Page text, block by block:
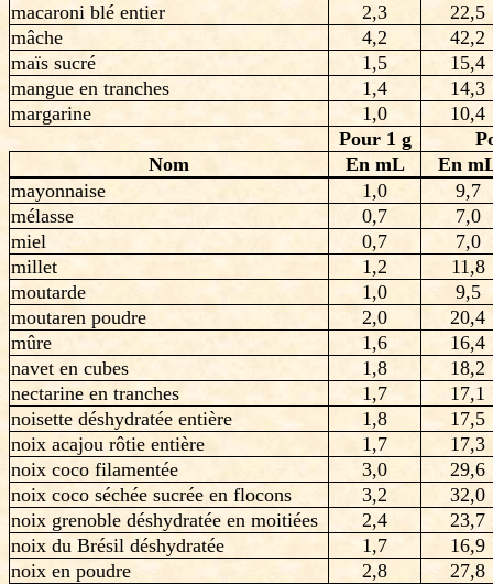
macaroni blé entier
2,3
22,5
mâche
4,2
42,2
maïs sucré
1,5
15,4
mangue en tranches
1,4
14,3
margarine
1,0
10,4
Pour 1 g
Nom
En mL
En
mayonnaise
1,0
9,7
mélasse
0,7
7,0
miel
0,7
7,0
millet
1,2
11,8
moutarde
1,0
9,5
moutaren poudre
2,0
20,4
mûre
1,6
16,4
navet en cubes
1,8
18,2
nectarine en tranches
1,7
17,1
noisette déshydratée entière
1,8
17,5
noix acajou rôtie entière
1,7
17,3
noix coco filamentée
3,0
29,6
noix coco séchée sucrée en flocons
3,2
32,0
noix grenoble déshydratée en moitiées
2,4
23,7
noix du Brésil déshydratée
1,7
16,9
noix en poudre
2,8
27,8